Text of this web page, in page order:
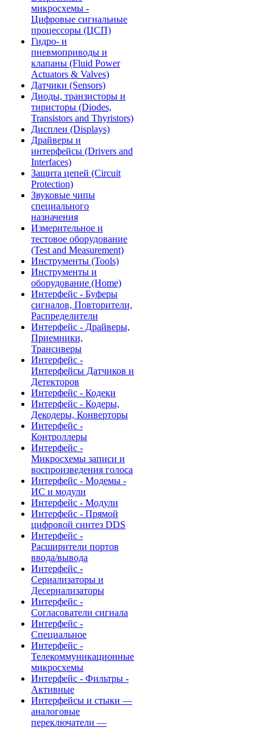
микросхемы -
Цифровые сигнальные
процессоры (ЦСП)
Гидро- и
пневмоприводы и
клапаны (Fluid Power
Actuators & Valves)
Датчики (Sensors)
Диоды, транзисторы и
тиристоры (Diodes,
Transistors and Thyristors)
Дисплеи (Displays)
Драйверы и
интерфейсы (Drivers and
Interfaces)
Защита цепей (Circuit
Protection)
Звуковые чипы
специального
назначения
Измерительное и
тестовое оборудование
(Test and Measurement)
Инструменты (Tools)
Инструменты и
оборудование (Home)
Интерфейс - Буферы
сигналов, Повторители,
Распределители
Интерфейс - Драйверы,
Приемники,
Трансиверы
Интерфейс -
Интерфейсы Датчиков и
Детекторов
Интерфейс - Кодеки
Интерфейс - Кодеры,
Декодеры, Конверторы
Интерфейс -
Контроллеры
Интерфейс -
Микросхемы записи и
воспроизведения голоса
Интерфейс - Модемы -
ИС и модули
Интерфейс - Модули
Интерфейс - Прямой
цифровой синтез DDS
Интерфейс -
Расширители портов
ввода/вывода
Интерфейс -
Сериализаторы и
Десериализаторы
Интерфейс -
Согласователи сигнала
Интерфейс -
Специальное
Интерфейс -
Телекоммуникационные
микросхемы
Интерфейс - Фильтры -
Активные
Интерфейсы и стыки —
аналоговые
переключатели —